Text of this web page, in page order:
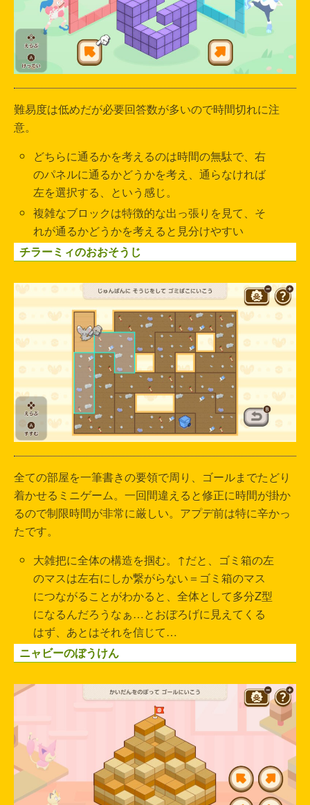
難易度は低めだが必要回答数が多いので時間切れに注
意。
どちらに通るかを考えるのは時間の無駄で、右
のパネルに通るかどうかを考え、通らなければ
左を選択する、という感じ。
複雑なブロックは特徴的な出っ張りを見て、そ
れが通るかどうかを考えると見分けやすい
チラーミィのおおそうじ
全ての部屋を一筆書きの要領で周り、ゴールまでたどり
着かせるミニゲーム。一回間違えると修正に時間が掛か
るので制限時間が非常に厳しい。アプデ前は特に辛かっ
たです。
大雑把に全体の構造を掴む。↑だと、ゴミ箱の左
のマスは左右にしか繋がらない＝ゴミ箱のマス
につながることがわかると、全体として多分Z型
になるんだろうなぁ…とおぼろげに見えてくる
はず、あとはそれを信じて…
ニャビーのぼうけん